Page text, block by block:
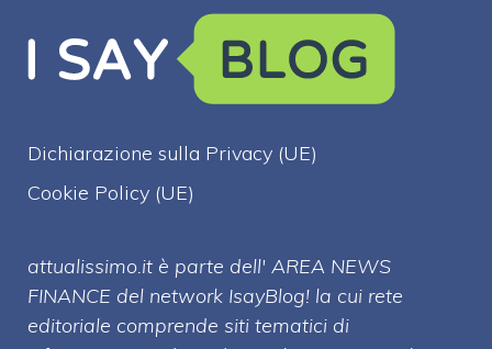
Dichiarazione sulla Privacy (UE)
Cookie Policy (UE)
attualissimo.it è parte dell' AREA NEWS
FINANCE del network IsayBlog! la cui rete
editoriale comprende siti tematici di